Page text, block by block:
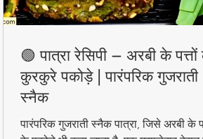
🟢 पात्रा रेसिपी – अरबी के पत्तों
कुरकुरे पकोड़े | पारंपरिक गुजराती
स्नैक
पारंपरिक गुजराती स्नैक पात्रा, जिसे अरबी के